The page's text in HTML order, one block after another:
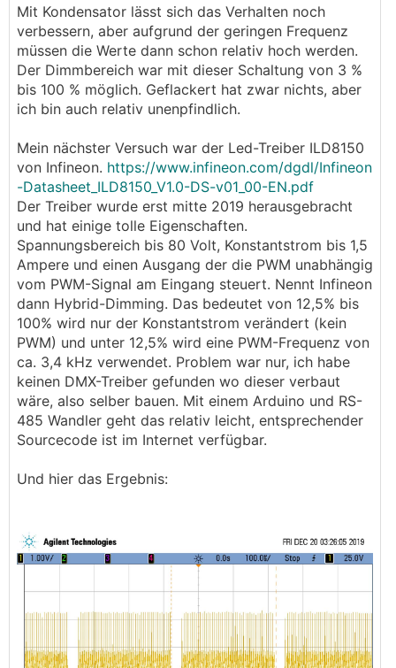
Mit Kondensator lässt sich das Verhalten noch
verbessern, aber aufgrund der geringen Frequenz
müssen die Werte dann schon relativ hoch werden.
Der Dimmbereich war mit dieser Schaltung von 3 %
bis 100 % möglich. Geflackert hat zwar nichts, aber
ich bin auch relativ unenpfindlich.
Mein nächster Versuch war der Led-Treiber ILD8150
von Infineon. https://www.infineon.com/dgdl/Infineon
-Datasheet_ILD8150_V1.0-DS-v01_00-EN.pdf
Der Treiber wurde erst mitte 2019 herausgebracht
und hat einige tolle Eigenschaften.
Spannungsbereich bis 80 Volt, Konstantstrom bis 1,5
Ampere und einen Ausgang der die PWM unabhängig
vom PWM-Signal am Eingang steuert. Nennt Infineon
dann Hybrid-Dimming. Das bedeutet von 12,5% bis
100% wird nur der Konstantstrom verändert (kein
PWM) und unter 12,5% wird eine PWM-Frequenz von
ca. 3,4 kHz verwendet. Problem war nur, ich habe
keinen DMX-Treiber gefunden wo dieser verbaut
wäre, also selber bauen. Mit einem Arduino und RS-
485 Wandler geht das relativ leicht, entsprechender
Sourcecode ist im Internet verfügbar.
Und hier das Ergebnis: